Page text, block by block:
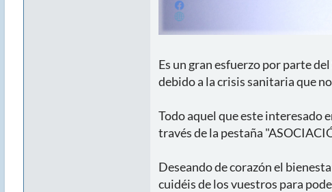
Es un gran esfuerzo por parte
debido a la crisis sanitaria que
Todo aquel que este interesado
través de la pestaña
Deseando de corazón el
cuidéis de los vuestros para